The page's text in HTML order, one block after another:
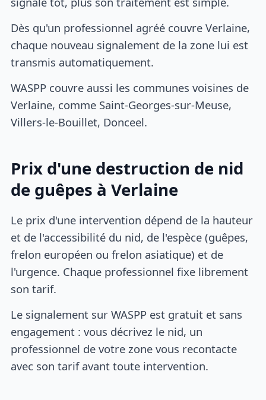
Dès qu'un professionnel agréé couvre Verlaine,
chaque nouveau signalement de la zone lui est
transmis automatiquement.
WASPP couvre aussi les communes voisines de
Verlaine, comme Saint-Georges-sur-Meuse,
Villers-le-Bouillet, Donceel.
Prix d'une destruction de nid
de guêpes à Verlaine
Le prix d'une intervention dépend de la hauteur
et de l'accessibilité du nid, de l'espèce (guêpes,
frelon européen ou frelon asiatique) et de
l'urgence. Chaque professionnel fixe librement
son tarif.
Le signalement sur WASPP est gratuit et sans
engagement : vous décrivez le nid, un
professionnel de votre zone vous recontacte
avec son tarif avant toute intervention.